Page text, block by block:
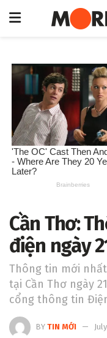
Cần Thơ:
điện ngày
Thông tin mới
tại Cần Thơ ngày
cổng thông tin
BY TIN MỚI